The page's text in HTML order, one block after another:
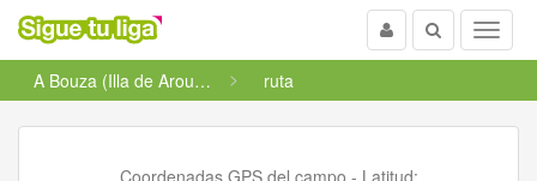
Menu
Buscar
Usuario
A Bouza (Illa de Arousa, Pontevedra, Galicia)
ruta
Coordenadas GPS del campo - Latitud: